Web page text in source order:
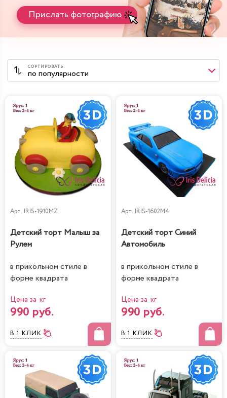
Прислать фотографию
Арт. IRIS-1910MZ
Детский торт Малыш за
Рулем
в прикольном стиле в
форме квадрата
Цена за кг
990 руб.
В 1 КЛИК
Арт. IRIS-1602M4
Детский торт Синий
Автомобиль
в прикольном стиле в
форме квадрата
Цена за кг
990 руб.
В 1 КЛИК